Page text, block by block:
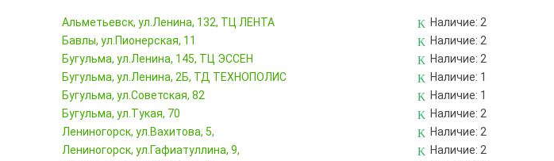
Альметьевск, ул.Ленина, 132, ТЦ ЛЕНТА Наличие: 2
Бавлы, ул.Пионерская, 11
Наличие: 2
Бугульма, ул.Ленина, 145, ТЦ ЭССЕН
Наличие: 2
Бугульма, ул.Ленина, 2Б, ТД ТЕХНОПОЛИС
Наличие: 1
Бугульма, ул.Советская, 82
Наличие: 1
Бугульма, ул.Тукая, 70
Наличие: 2
Лениногорск, ул.Вахитова, 5,
Наличие: 2
Лениногорск, ул.Гафиатуллина, 9,
Наличие: 2